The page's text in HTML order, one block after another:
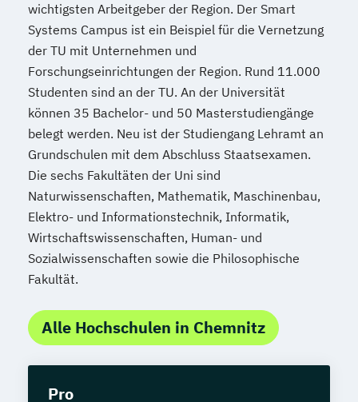
wichtigsten Arbeitgeber der Region. Der Smart
Systems Campus ist ein Beispiel für die Vernetzung
der TU mit Unternehmen und
Forschungseinrichtungen der Region. Rund 11.000
Studenten sind an der TU. An der Universität
können 35 Bachelor- und 50 Masterstudiengänge
belegt werden. Neu ist der Studiengang Lehramt an
Grundschulen mit dem Abschluss Staatsexamen.
Die sechs Fakultäten der Uni sind
Naturwissenschaften, Mathematik, Maschinenbau,
Elektro- und Informationstechnik, Informatik,
Wirtschaftswissenschaften, Human- und
Sozialwissenschaften sowie die Philosophische
Fakultät.
Alle Hochschulen in Chemnitz
Pro